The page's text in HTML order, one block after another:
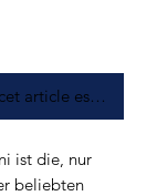
article est
ist die, nur
beliebten